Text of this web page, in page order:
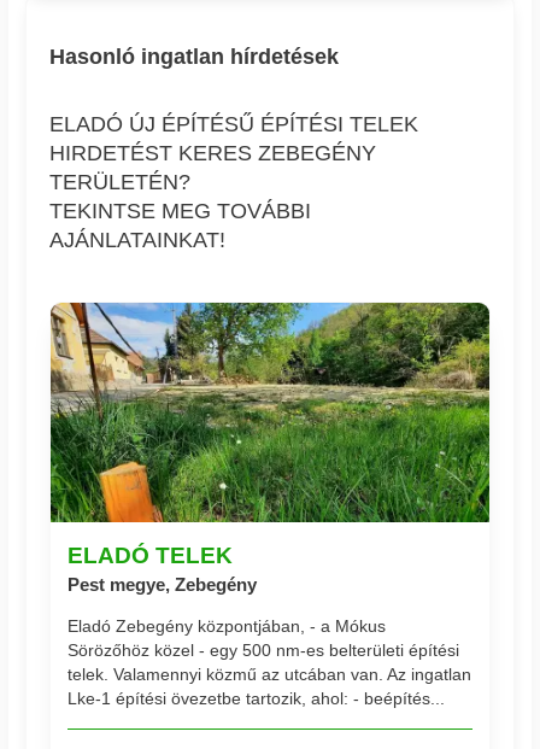
Hasonló ingatlan hírdetések
ELADÓ ÚJ ÉPÍTÉSŰ ÉPÍTÉSI TELEK
HIRDETÉST KERES ZEBEGÉNY
TERÜLETÉN?
TEKINTSE MEG TOVÁBBI
AJÁNLATAINKAT!
ELADÓ TELEK
Pest megye, Zebegény
Eladó Zebegény központjában, - a Mókus
Sörözőhöz közel - egy 500 nm-es belterületi építési
telek. Valamennyi közmű az utcában van. Az ingatlan
Lke-1 építési övezetbe tartozik, ahol: - beépítés...